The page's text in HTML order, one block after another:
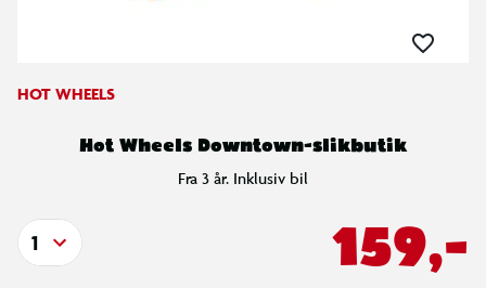
HOT WHEELS
Hot Wheels Downtown-slikbutik
Fra 3 år. Inklusiv bil
159,-
1